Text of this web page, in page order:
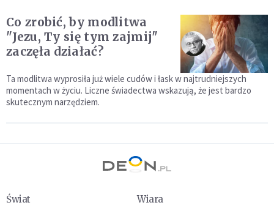
Co zrobić, by modlitwa
"Jezu, Ty się tym zajmij"
zaczęła działać?
Ta modlitwa wyprosiła już wiele cudów i łask w najtrudniejszych
momentach w życiu. Liczne świadectwa wskazują, że jest bardzo
skutecznym narzędziem.
Świat
Wiara